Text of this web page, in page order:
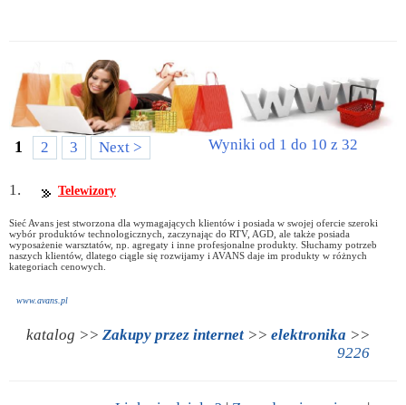
1 2 3 Next > Wyniki od 1 do 10 z 32
1. Telewizory
Sieć Avans jest stworzona dla wymagających klientów i posiada w swojej ofercie szeroki
wybór produktów technologicznych, zaczynając do RTV, AGD, ale także posiada
wyposażenie warsztatów, np. agregaty i inne profesjonalne produkty. Słuchamy potrzeb
naszych klientów, dlatego ciągle się rozwijamy i AVANS daje im produkty w różnych
kategoriach cenowych.
www.avans.pl
katalog >> Zakupy przez internet >> elektronika >>
9226